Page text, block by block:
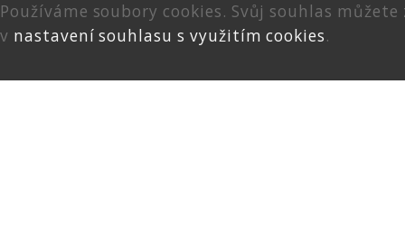
Používáme soubory cookies. Svůj souhlas
v nastavení souhlasu s využitím cookies.